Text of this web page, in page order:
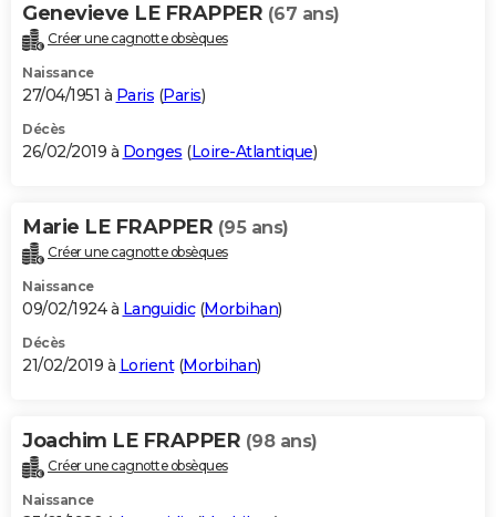
Genevieve LE FRAPPER (67 ans)
Créer une cagnotte obsèques
Naissance
27/04/1951 à Paris (Paris)
Décès
26/02/2019 à Donges (Loire-Atlantique)
Marie LE FRAPPER (95 ans)
Créer une cagnotte obsèques
Naissance
09/02/1924 à Languidic(Morbihan)
Décès
21/02/2019 à Lorient(Morbihan)
Joachim LE FRAPPER (98 ans)
Créer une cagnotte obsèques
Naissance